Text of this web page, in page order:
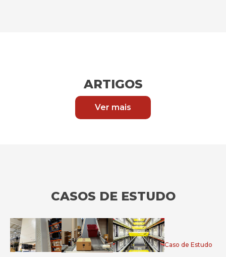
ARTIGOS
Ver mais
CASOS DE ESTUDO
Caso de Estudo